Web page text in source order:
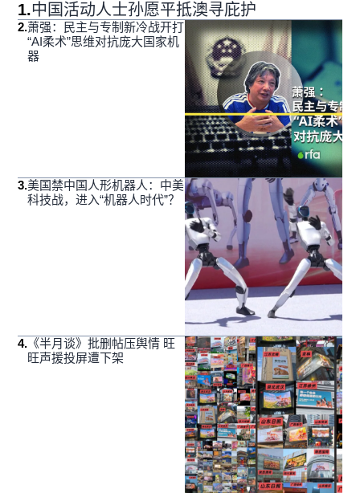
1.中国活动人士孙愿平抵澳寻庇护
2.萧强：民主与专制新冷战开打
“AI柔术”思维对抗庞大国家机
器
3.美国禁中国人形机器人：中美
科技战，进入“机器人时代”？
4. 《半月谈》批删帖压舆情 旺
旺声援投屏遭下架